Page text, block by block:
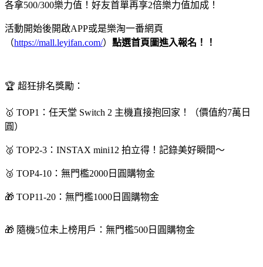
各拿500/300樂力值！好友首單再享2倍樂力值加成！
活動開始後開啟APP或是樂淘一番網頁
（https://mall.leyifan.com/） 點選首頁圖進入報名！！
🏆 超狂排名獎勵：
🥇 TOP1：任天堂 Switch 2 主機直接抱回家！（價值約7萬日
圓）
🥈 TOP2-3：INSTAX mini12 拍立得！記錄美好瞬間～
🥉 TOP4-10：無門檻2000日圓購物金
🎁 TOP11-20：無門檻1000日圓購物金
🎁 隨機5位未上榜用戶：無門檻500日圓購物金